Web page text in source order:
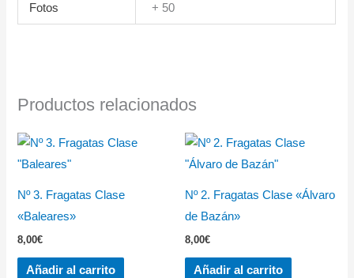
Fotos + 50
Productos relacionados
Nº 3. Fragatas Clase
«Baleares»
8,00€
Añadir al carrito
Nº 2. Fragatas Clase «Álvaro
de Bazán»
8,00€
Añadir al carrito